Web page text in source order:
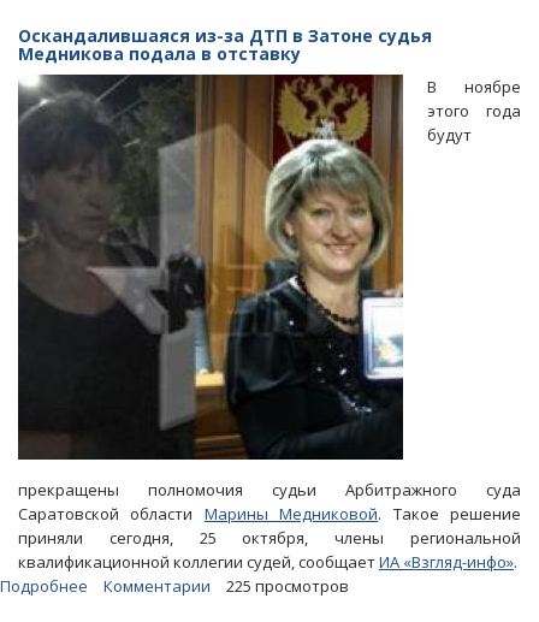
падении
потолка
в
помещении
ЦМК:
не
мог
пострадать
Оскандалившаяся из-за ДТП в Затоне судья
Медникова подала в отставку
В ноябре
этого года
будут
прекращены полномочия судьи Арбитражного суда
Саратовской области Марины Медниковой. Такое решение
приняли сегодня, 25 октября, члены региональной
квалификационной коллегии судей, сообщаетИА «Взгляд-инфо».
Подробнее
Комментарии 225 просмотров